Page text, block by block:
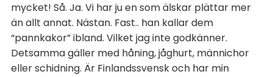
mycket! Så. Ja. Vi har ju en som älskar plättar mer
än allt annat. Nästan. Fast.. han kallar dem
“pannkakor” ibland. Vilket jag inte godkänner.
Detsamma gäller med håning, jåghurt, männichor
eller schidning. Är Finlandssvensk och har min